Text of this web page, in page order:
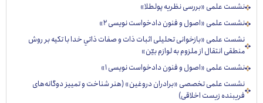
علمی «بررسی نظریه پولطلا»
علمی «اصول و فنون دادخواست نویسی ۲»
علمی «بازخوانی تحليلی اثبات ذات و صفات ذاتي خدا با تكيه بر روش
انتقال از ملزوم به لوازم بيّن»
علمی «اصول و فنون دادخواست نویسی ۱»
علمی تخصصی «برادران دروغین» (هنر شناخت و تمییز دوگانه‌های
زیست اخلاقی)